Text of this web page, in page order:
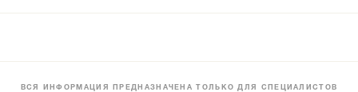
ВСЯ ИНФОРМАЦИЯ ПРЕДНАЗНАЧЕНА ТОЛЬКО ДЛЯ СПЕЦИАЛИСТОВ